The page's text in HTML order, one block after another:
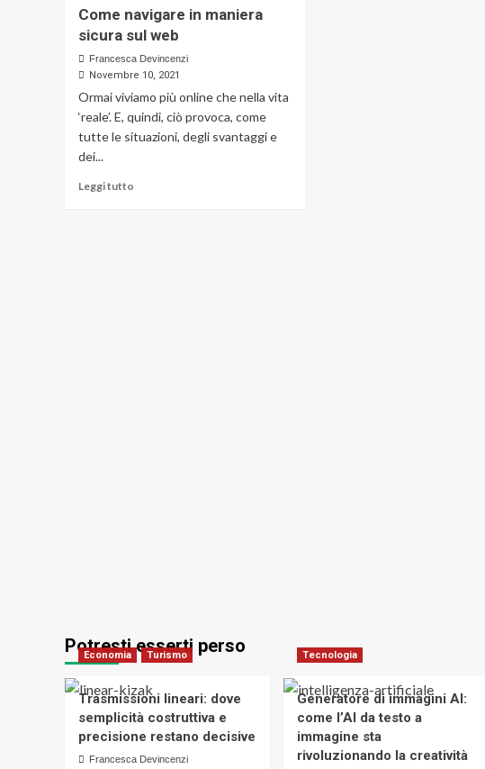
Come navigare in maniera
sicura sul web
Francesca Devincenzi
Novembre 10, 2021
Ormai viviamo più online che nella vita
‘reale’. E, quindi, ciò provoca, come
tutte le situazioni, degli svantaggi e
dei...
Leggi tutto
Potresti esserti perso
Economia Turismo
Trasmissioni lineari: dove
semplicità costruttiva e
precisione restano decisive
Francesca Devincenzi
Tecnologia
Generatore di immagini AI:
come l’AI da testo a
immagine sta
rivoluzionando la creatività